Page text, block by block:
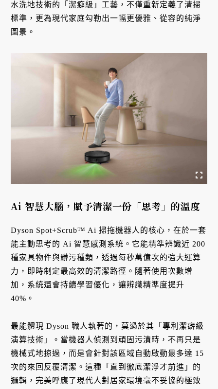
水洗地技術的「潔癖級」工藝，不僅重新定義了清掃
標準，更為現代家庭勾勒出一幅更優雅、從容的純淨
圖景。
Ai 智慧大腦，賦予清潔一份「思考」的溫度
Dyson Spot+Scrub™ Ai 掃拖機器人的核心，在於一套
能主動思考的 Ai 智慧感測系統。它能精準辨識近 200
種家具物件與髒污種類，透過每秒萬億次的強大運算
力，即時制定最高效的清潔路徑。隨著使用次數增
加，系統還會持續學習優化，讓辨識精準度提升
40%。
最能體現 Dyson 職人執著的，莫過於其「專利潔癖級
演算技術」。當機器人偵測到頑固污漬時，不再只是
機械式地掠過，而是會針對該區域自動啟動最多達 15
次的來回反覆清潔。這種「直到徹底潔淨才前進」的
邏輯，完美呼應了現代人對居家環境毫不妥協的極致